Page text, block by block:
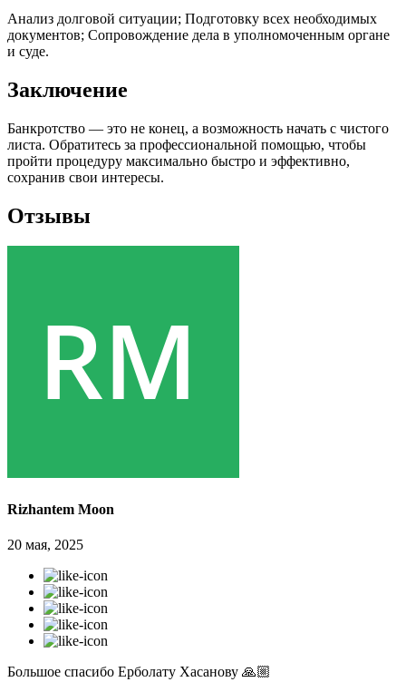
Анализ долговой ситуации; Подготовку всех необходимых
документов; Сопровождение дела в уполномоченным органе
и суде.
Заключение
Банкротство — это не конец, а возможность начать с чистого
листа. Обратитесь за профессиональной помощью, чтобы
пройти процедуру максимально быстро и эффективно,
сохранив свои интересы.
Отзывы
Rizhantem Moon
20 мая, 2025
Большое спасибо Ерболату Хасанову 🙏🏼